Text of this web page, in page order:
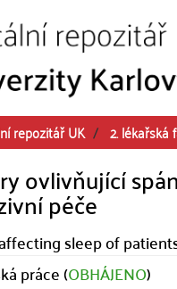
repozitář UK 2. lékařská
ovlivňující
péče
sleep of
práce (OBHÁJENO)